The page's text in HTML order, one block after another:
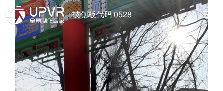
技创板代码 0528